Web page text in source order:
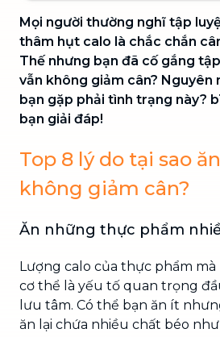
Mọi người thường nghĩ tập
thâm hụt calo là chắc chắn
Thế nhưng bạn đã cố gắng
vẫn không giảm cân? Nguyên
bạn gặp phải tình trạng này?
bạn giải đáp!
Top 8 lý do tại sao
không giảm cân?
Ăn những thực phẩm
Lượng calo của thực phẩm mà
cơ thể là yếu tố quan trọng
lưu tâm. Có thể bạn ăn ít
ăn lại chứa nhiều chất béo